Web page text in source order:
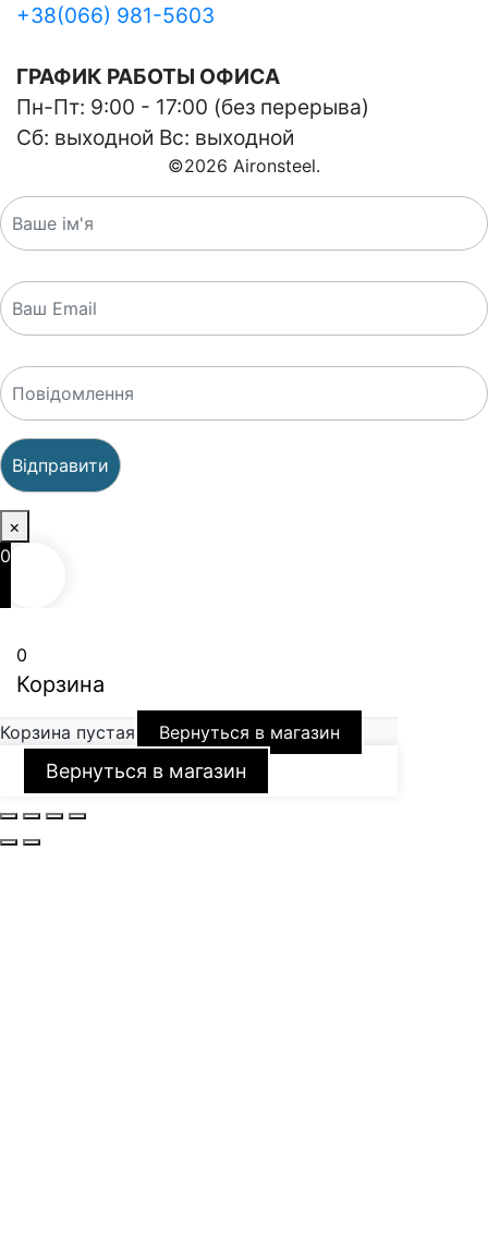
+38(066) 981-5603
ГРАФИК РАБОТЫ ОФИСА
Пн-Пт: 9:00 - 17:00 (без перерыва)
Сб: выходной Вс: выходной
©2026 Aironsteel.
×
0
0
Корзина
Корзина пустая Вернуться в магазин
Вернуться в магазин